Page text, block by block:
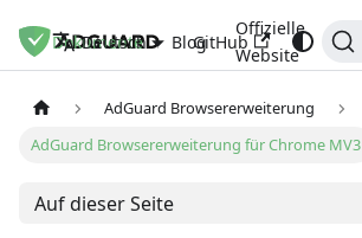
Dokumente Blog
Offizielle
Website
Deutsch GitHub
AdGuard Browsererweiterung
AdGuard Browsererweiterung für Chrome MV3
Auf dieser Seite